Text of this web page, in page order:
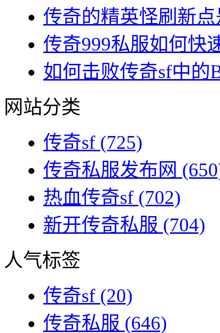
传奇的精英怪刷新
传奇999私服如何快
如何击败传奇sf中的
网站分类
传奇sf (725)
传奇私服发布网
热血传奇sf (702)
新开传奇私服 (704)
人气标签
传奇sf (20)
传奇私服 (646)